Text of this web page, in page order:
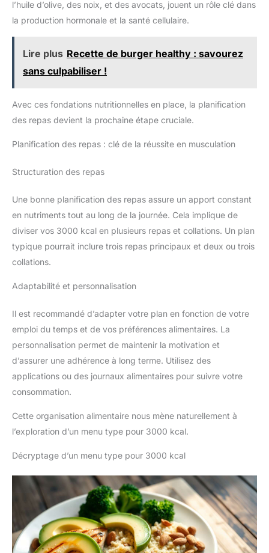
l’huile d’olive, des noix, et des avocats, jouent un rôle clé dans
la production hormonale et la santé cellulaire.
Lire plus Recette de burger healthy : savourez
sans culpabiliser !
Avec ces fondations nutritionnelles en place, la planification
des repas devient la prochaine étape cruciale.
Planification des repas : clé de la réussite en musculation
Structuration des repas
Une bonne planification des repas assure un apport constant
en nutriments tout au long de la journée. Cela implique de
diviser vos 3000 kcal en plusieurs repas et collations. Un plan
typique pourrait inclure trois repas principaux et deux ou trois
collations.
Adaptabilité et personnalisation
Il est recommandé d’adapter votre plan en fonction de votre
emploi du temps et de vos préférences alimentaires. La
personnalisation permet de maintenir la motivation et
d’assurer une adhérence à long terme. Utilisez des
applications ou des journaux alimentaires pour suivre votre
consommation.
Cette organisation alimentaire nous mène naturellement à
l’exploration d’un menu type pour 3000 kcal.
Décryptage d’un menu type pour 3000 kcal